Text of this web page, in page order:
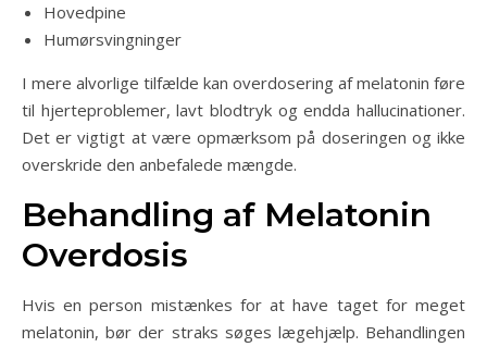
Hovedpine
Humørsvingninger
I mere alvorlige tilfælde kan overdosering af melatonin føre
til hjerteproblemer, lavt blodtryk og endda hallucinationer.
Det er vigtigt at være opmærksom på doseringen og ikke
overskride den anbefalede mængde.
Behandling af Melatonin
Overdosis
Hvis en person mistænkes for at have taget for meget
melatonin, bør der straks søges lægehjælp. Behandlingen